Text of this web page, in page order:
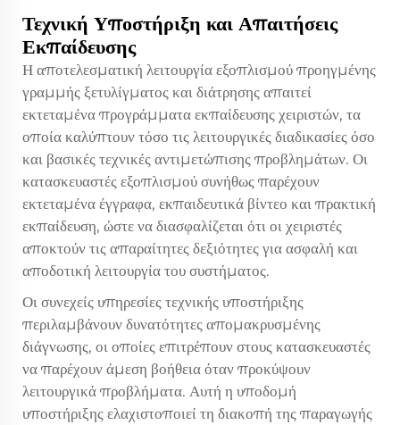
Τεχνική Υποστήριξη και Απαιτήσεις
Εκπαίδευσης
Η αποτελεσματική λειτουργία εξοπλισμού προηγμένης
γραμμής ξετυλίγματος και διάτρησης απαιτεί
εκτεταμένα προγράμματα εκπαίδευσης χειριστών, τα
οποία καλύπτουν τόσο τις λειτουργικές διαδικασίες όσο
και βασικές τεχνικές αντιμετώπισης προβλημάτων. Οι
κατασκευαστές εξοπλισμού συνήθως παρέχουν
εκτεταμένα έγγραφα, εκπαιδευτικά βίντεο και πρακτική
εκπαίδευση, ώστε να διασφαλίζεται ότι οι χειριστές
αποκτούν τις απαραίτητες δεξιότητες για ασφαλή και
αποδοτική λειτουργία του συστήματος.
Οι συνεχείς υπηρεσίες τεχνικής υποστήριξης
περιλαμβάνουν δυνατότητες απομακρυσμένης
διάγνωσης, οι οποίες επιτρέπουν στους κατασκευαστές
να παρέχουν άμεση βοήθεια όταν προκύψουν
λειτουργικά προβλήματα. Αυτή η υποδομή
υποστήριξης ελαχιστοποιεί τη διακοπή της παραγωγής